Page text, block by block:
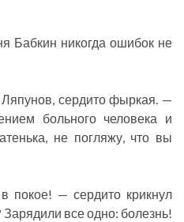
Бабкин никогда ошибок не
сердито фыркая. —
больного человека и
не погляжу, что вы
покое! — сердито крикнул
все одно: болезнь!